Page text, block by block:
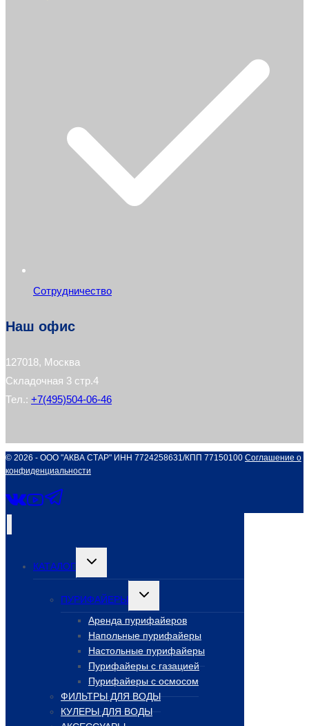
Сотрудничество
Наш офис
127018, Москва
Складочная 3 стр.4
Тел.: +7(495)504-06-46
© 2026 - ООО "АКВА СТАР" ИНН 7724258631/КПП 77150100 Соглашение о
конфиденциальности
КАТАЛОГ
Переключить
меню
ПУРИФАЙЕРЫ
Переключить
меню
Аренда пурифайеров
Напольные пурифайеры
Настольные пурифайеры
Пурифайеры с газацией
Пурифайеры с осмосом
ФИЛЬТРЫ ДЛЯ ВОДЫ
КУЛЕРЫ ДЛЯ ВОДЫ